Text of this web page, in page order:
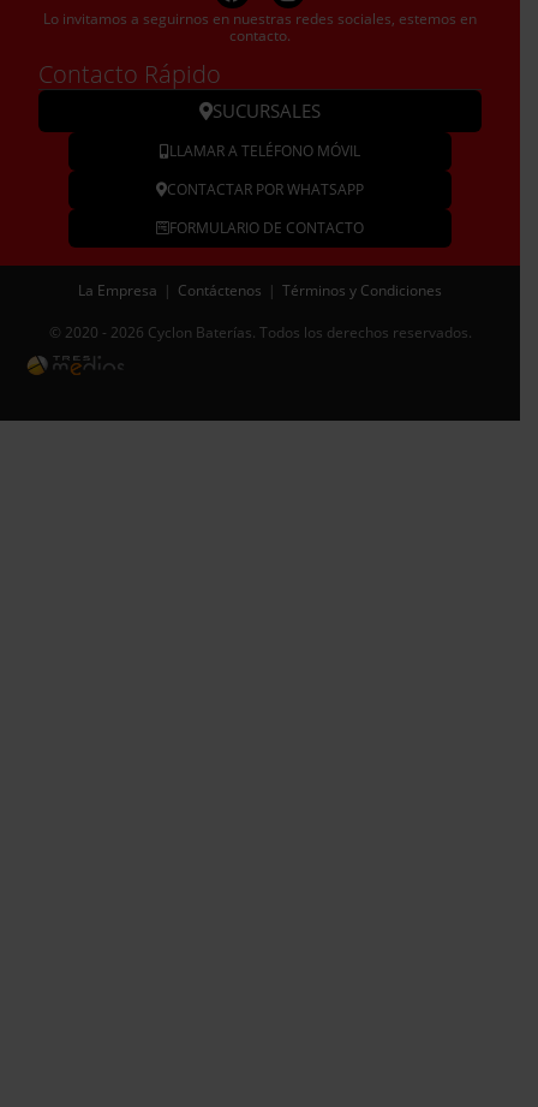
Lo invitamos a seguirnos en nuestras redes sociales, estemos en
contacto.
Contacto Rápido
SUCURSALES
LLAMAR A TELÉFONO MÓVIL
CONTACTAR POR WHATSAPP
FORMULARIO DE CONTACTO
La Empresa Contáctenos Términos y Condiciones
© 2020 - 2026 Cyclon Baterías. Todos los derechos reservados.